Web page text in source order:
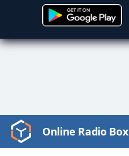
Video
Player
Online Radio Box